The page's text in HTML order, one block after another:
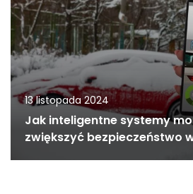
13 listopada 2024
Jak inteligentne systemy
zwiększyć bezpieczeństwo